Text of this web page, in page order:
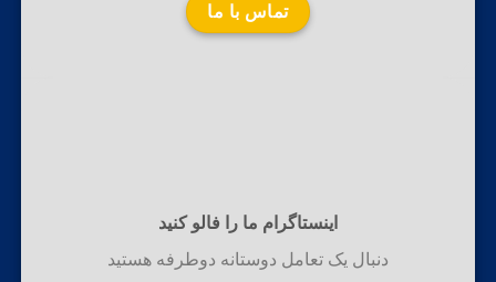
تماس با ما
اینستاگرام ما را فالو کنید
دنبال یک تعامل دوستانه دوطرفه هستید